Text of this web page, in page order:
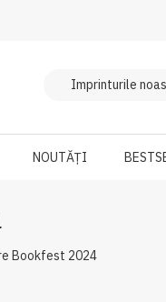
NOUTĂȚI
Bookfest 2024